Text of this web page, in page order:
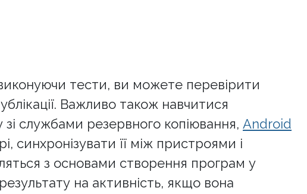
тести, ви можете перевірити
Важливо також навчитися
службами резервного копіювання, Android
синхронізувати її між пристроями і
з основами створення програм у
на активність, якщо вона